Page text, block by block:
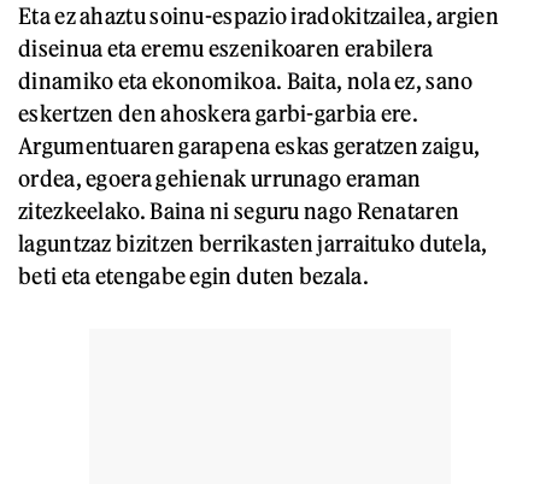
Eta ez ahaztu soinu-espazio iradokitzailea, argien
diseinua eta eremu eszenikoaren erabilera
dinamiko eta ekonomikoa. Baita, nola ez, sano
eskertzen den ahoskera garbi-garbia ere.
Argumentuaren garapena eskas geratzen zaigu,
ordea, egoera gehienak urrunago eraman
zitezkeelako. Baina ni seguru nago Renataren
laguntzaz bizitzen berrikasten jarraituko dutela,
beti eta etengabe egin duten bezala.